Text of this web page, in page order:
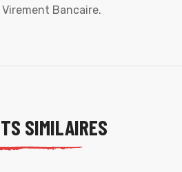
Bancaire.
SIMILAIRES